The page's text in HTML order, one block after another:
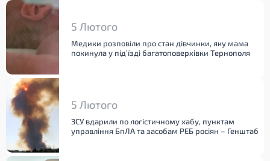
5 Лютого
Медики розповіли про стан дівчинки, яку мама
покинула у під’їзді багатоповерхівки Тернополя
5 Лютого
ЗСУ вдарили по логістичному хабу, пунктам
управління БпЛА та засобам РЕБ росіян – Генштаб